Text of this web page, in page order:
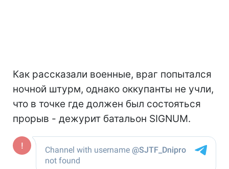
Как рассказали военные, враг попытался
ночной штурм, однако оккупанты не учли,
что в точке где должен был состояться
прорыв - дежурит батальон SIGNUM.